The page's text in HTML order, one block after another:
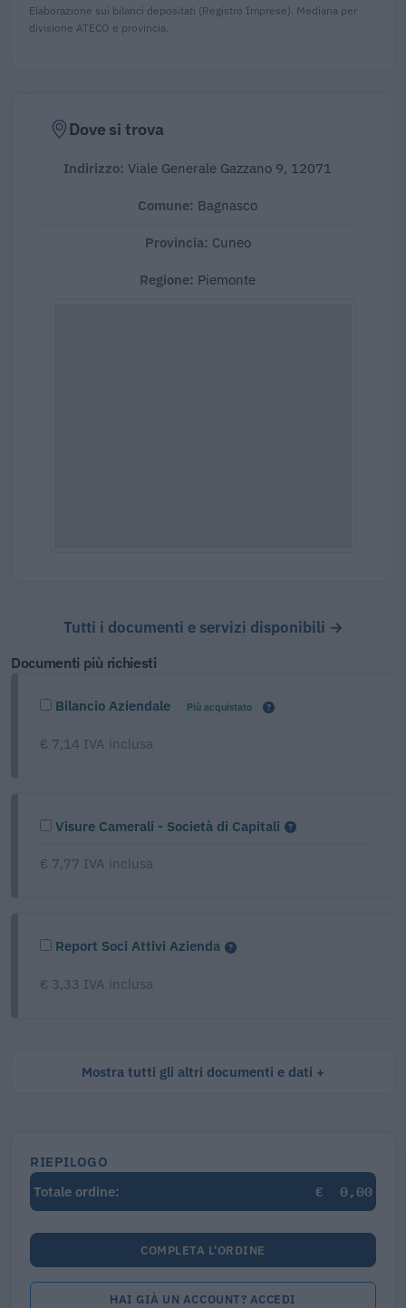
Elaborazione sui bilanci depositati (Registro Imprese). Mediana per
divisione ATECO e provincia.
Dove si trova
Indirizzo: Viale Generale Gazzano 9, 12071
Comune: Bagnasco
Provincia: Cuneo
Regione: Piemonte
Tutti i documenti e servizi disponibili →
Documenti più richiesti
Bilancio Aziendale Più acquistato
€ 7,14 IVA inclusa
Visure Camerali - Società di Capitali
€ 7,77 IVA inclusa
Report Soci Attivi Azienda
€ 3,33 IVA inclusa
Mostra tutti gli altri documenti e dati
RIEPILOGO
Totale ordine:
€ 0,00
COMPLETA L'ORDINE
HAI GIÀ UN ACCOUNT? ACCEDI